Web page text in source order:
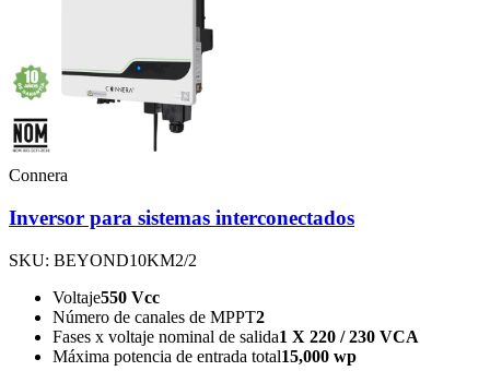
Connera
Inversor para sistemas interconectados
SKU: BEYOND10KM2/2
Voltaje550 Vcc
Número de canales de MPPT2
Fases x voltaje nominal de salida1 X 220 / 230 VCA
Máxima potencia de entrada total15,000 wp